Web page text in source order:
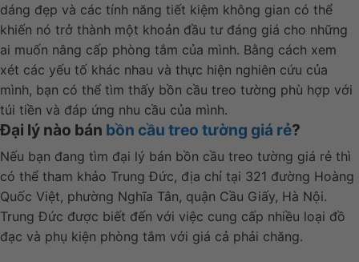
dáng đẹp và các tính năng tiết kiệm không gian có thể
khiến nó trở thành một khoản đầu tư đáng giá cho những
ai muốn nâng cấp phòng tắm của mình. Bằng cách xem
xét các yếu tố khác nhau và thực hiện nghiên cứu của
mình, bạn có thể tìm thấy bồn cầu treo tường phù hợp với
túi tiền và đáp ứng nhu cầu của mình.
Đại lý nào bán bồn cầu treo tường giá rẻ?
Nếu bạn đang tìm đại lý bán bồn cầu treo tường giá rẻ thì
có thể tham khảo Trung Đức, địa chỉ tại 321 đường Hoàng
Quốc Việt, phường Nghĩa Tân, quận Cầu Giấy, Hà Nội.
Trung Đức được biết đến với việc cung cấp nhiều loại đồ
đạc và phụ kiện phòng tắm với giá cả phải chăng.